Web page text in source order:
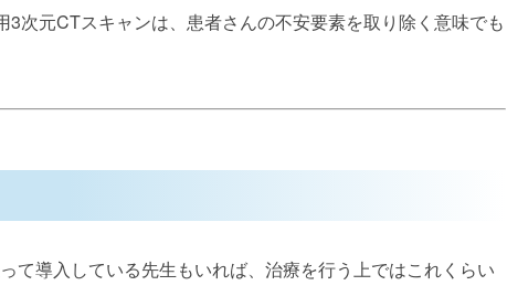
次元CTスキャンは、患者さんの不安要素を取り除く意味でも
て導入している先生もいれば、治療を行う上ではこれくらい